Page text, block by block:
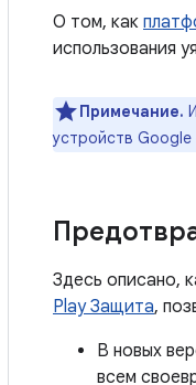
О том, как
использования
Примечание.
устройств
Здесь описано,
Play Защита,
В новых
всем